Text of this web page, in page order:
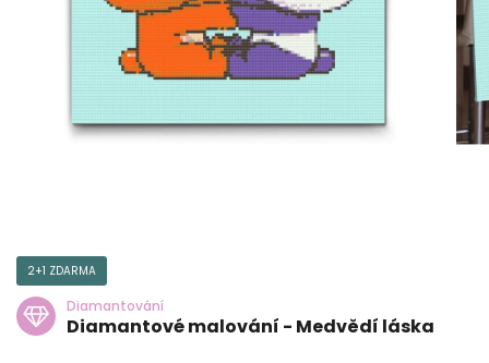
2+1 ZDARMA
Diamantování
Diamantové malování - Medvědí láska